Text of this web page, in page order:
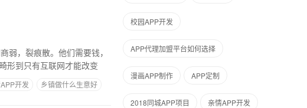
弱，裂痕散。他们需要钱，
形到只有互联网才能改变
开发 乡镇做什么生意好
校园APP开发
APP代理加盟平台如何选择
漫画APP制作 APP定制
2018同城APP项目 亲情APP开发